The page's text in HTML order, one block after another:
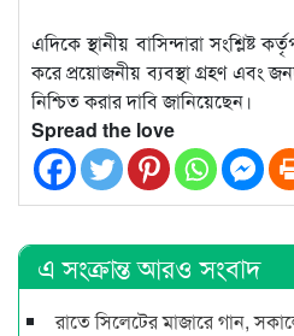
এদিকে স্থানীয় বাসিন্দারা সংশ্লিষ্ট
করে প্রয়োজনীয় ব্যবস্থা গ্রহণ এবং
নিশ্চিত করার দাবি জানিয়েছেন।
Spread the love
এ সংক্রান্ত আরও সংবাদ
রাতে সিলেটের মাজারে গান,